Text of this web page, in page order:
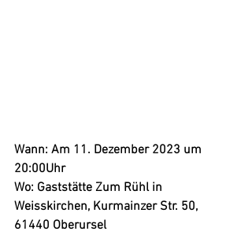
Wann: Am 11. Dezember 2023 um
20:00Uhr
Wo: Gaststätte Zum Rühl in
Weisskirchen, Kurmainzer Str. 50,
61440 Oberursel